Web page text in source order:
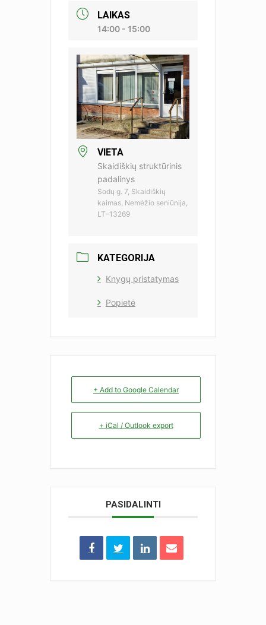
LAIKAS
14:00 - 15:00
VIETA
Skaidiškių struktūrinis
padalinys
Sodų g. 7, Skaidiškių
kaimas, Nemėžio seniūnija,
LT–13269
KATEGORIJA
Knygų pristatymas
Popietė
+ Add to Google Calendar
+ iCal / Outlook export
PASIDALINTI